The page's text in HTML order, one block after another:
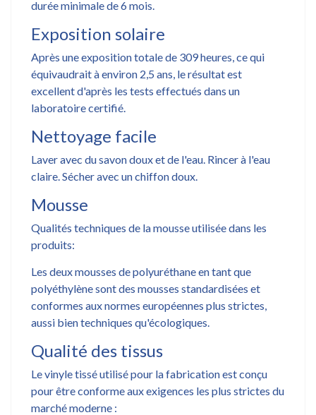
durée minimale de 6 mois.
Exposition solaire
Après une exposition totale de 309 heures, ce qui
équivaudrait à environ 2,5 ans, le résultat est
excellent d'après les tests effectués dans un
laboratoire certifié.
Nettoyage facile
Laver avec du savon doux et de l'eau. Rincer à l'eau
claire. Sécher avec un chiffon doux.
Mousse
Qualités techniques de la mousse utilisée dans les
produits:
Les deux mousses de polyuréthane en tant que
polyéthylène sont des mousses standardisées et
conformes aux normes européennes plus strictes,
aussi bien techniques qu'écologiques.
Qualité des tissus
Le vinyle tissé utilisé pour la fabrication est conçu
pour être conforme aux exigences les plus strictes du
marché moderne :